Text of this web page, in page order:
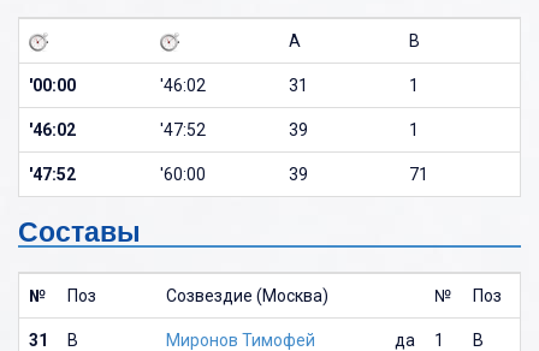
A B
'00:00 '46:02 31 1
'46:02 '47:52 39 1
'47:52 '60:00 39 71
Составы
№ Поз Созвездие (Москва) № Поз
31 В Миронов Тимофей да 1 В